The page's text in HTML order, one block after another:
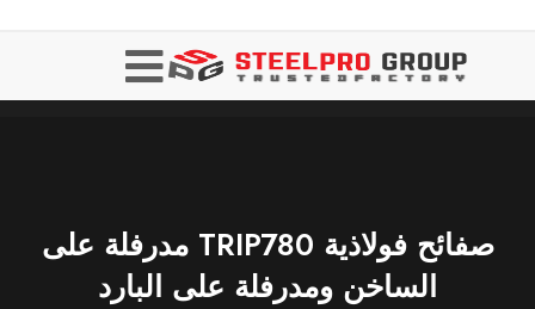
صفائح فولاذية TRIP780 مدرفلة على
الساخن ومدرفلة على البارد